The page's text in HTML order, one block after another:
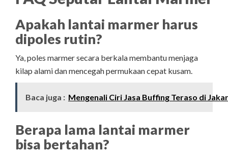
Apakah lantai marmer harus
dipoles rutin?
Ya, poles marmer secara berkala membantu menjaga
kilap alami dan mencegah permukaan cepat kusam.
Baca juga : Mengenali Ciri Jasa Buffing Teraso di
Berapa lama lantai marmer
bisa bertahan?